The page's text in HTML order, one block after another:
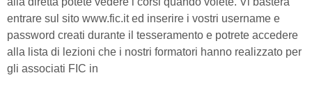
entrare sul sito www.fic.it ed inserire i vostri username e
password creati durante il tesseramento e potrete accedere
alla lista di lezioni che i nostri formatori hanno realizzato per
gli associati FIC in